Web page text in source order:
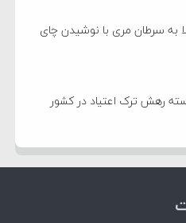
به سرطان مری با نوشیدن چای
رهش ترک اعتیاد در کشور